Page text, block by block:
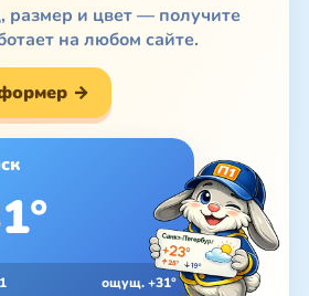
размер и цвет — получите
на любом сайте.
→
ощущ. +31°